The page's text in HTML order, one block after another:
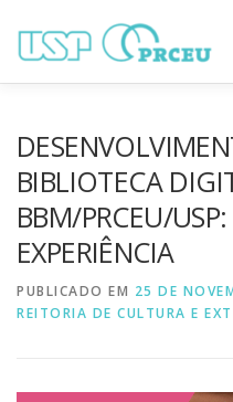
para
TRABALHOS ONLINE
NOTÍCIAS CONTATO
BIBLIOTECA
BBM/PRCEU/
EXPERIÊNCIA
PUBLICADO EM 25 DE
REITORIA DE CULTURA E